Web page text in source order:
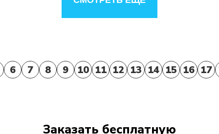
6 7 8 9 10 11 12 13 14 15 16 17
Заказать бесплатную